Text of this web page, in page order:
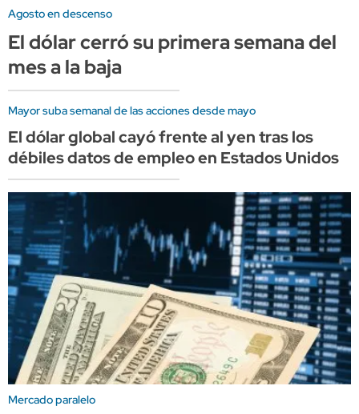
Agosto en descenso
El dólar cerró su primera semana del
mes a la baja
Mayor suba semanal de las acciones desde mayo
El dólar global cayó frente al yen tras los
débiles datos de empleo en Estados Unidos
Mercado paralelo